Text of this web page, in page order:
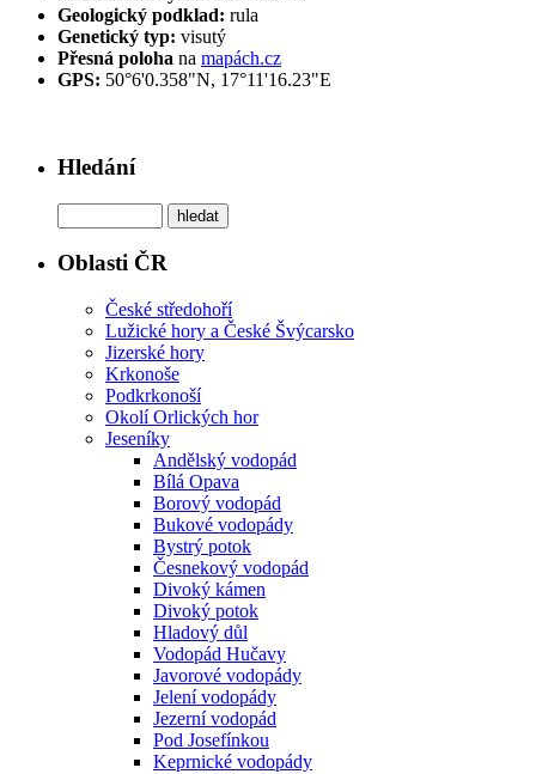
Geologický podklad: rula
Genetický typ: visutý
Přesná poloha na mapách.cz
GPS: 50°6'0.358"N, 17°11'16.23"E
Hledání
Oblasti ČR
České středohoří
Lužické hory a České Švýcarsko
Jizerské hory
Krkonoše
Podkrkonoší
Okolí Orlických hor
Jeseníky
Andělský vodopád
Bílá Opava
Borový vodopád
Bukové vodopády
Bystrý potok
Česnekový vodopád
Divoký kámen
Divoký potok
Hladový důl
Vodopád Hučavy
Javorové vodopády
Jelení vodopády
Jezerní vodopád
Pod Josefínkou
Keprnické vodopády